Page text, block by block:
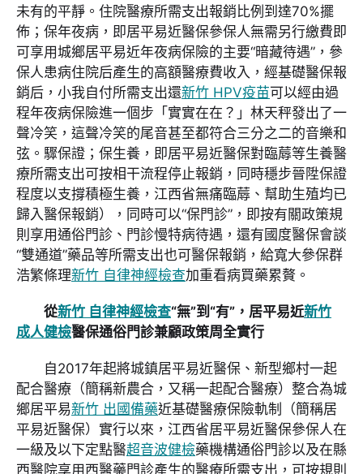
未有的平靜。住院醫療所需支出報銷比例到達70%擺
佈；保年夜病，即居平易近醫保參保人無需另行繳費即
可享用城鄉居平易近年夜病保險的主要“暗藏待遇”，參
保人患病住院后產生的高額醫療費收入，經基礎醫保報
銷后，小我自付所需支出還新竹 HPV疫苗可以經由過
程年夜病保險進一個步「實實在在？」林天秤發出了一
聲冷笑，這聲冷笑的尾音甚至都符合三分之二的音樂和
弦。驟保證；保生養，即居平易近醫保對臨蓐等生養醫
療所需支出可按相干流程停止報銷，同時穩步晉陞保證
程度以支撐積極生養，江西省無痛臨蓐、幫助生殖均已
歸入醫保報銷），同時可以“保門診”，即按有關政策規
則享用通俗門診、門診慢特病待遇，還有國度醫保會談
“雙通道”藥品等所需支出也可醫保報銷，給寬大參保群
浩繁條理新竹 自律神經檢查加重看病買藥累贅。
從新竹 自律神經檢查“無”到“有”，居平易近新竹
成人健檢醫保通俗門診兼顧政策周全實行
自2017年起將城鎮居平易近醫保、新型鄉村一起
配合醫療（簡稱新農合，又稱一起配合醫療）整合為城
鄉居平易新竹 出國備藥近基礎醫療保險軌制（簡稱居
平易近醫保）實行以來，江西省居平易近醫保參保人在
一級及以下定點醫超音波健檢藥機構通俗門診以及在縣
西醫院享用西醫藥門診產生的醫療所需支出，可按規則